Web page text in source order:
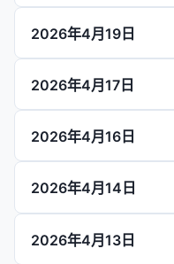
2026年4月19日
2026年4月17日
2026年4月16日
2026年4月14日
2026年4月13日